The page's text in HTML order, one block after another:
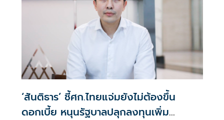
‘สันติธาร’ ชี้ศก.ไทยแจ่มยังไม่ต้องขึ้น
ดอกเบี้ย หนุนรัฐบาลปลุกลงทุนเพิ่ม